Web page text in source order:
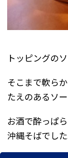
トッピングの
そこまで軟ら
たえのあるソ
お酒で酔っぱ
沖縄そばでした